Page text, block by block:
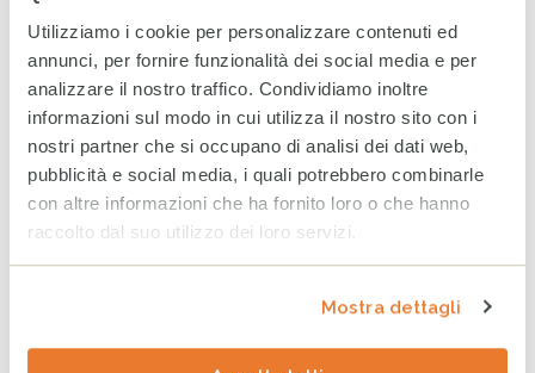
Utilizziamo i cookie per personalizzare contenuti ed
annunci, per fornire funzionalità dei social media e per
analizzare il nostro traffico. Condividiamo inoltre
informazioni sul modo in cui utilizza il nostro sito con i
nostri partner che si occupano di analisi dei dati web,
pubblicità e social media, i quali potrebbero combinarle
con altre informazioni che ha fornito loro o che hanno
raccolto dal suo utilizzo dei loro servizi.
Mostra dettagli
CESVI presenta a Roma la
settima edizione dell’Indice
regionale sul
maltrattamento e la cura
all’infanzia in Italia
8 GIUGNO 2026
CESVI a COOPERA 2026, la
cooperazione allo sviluppo